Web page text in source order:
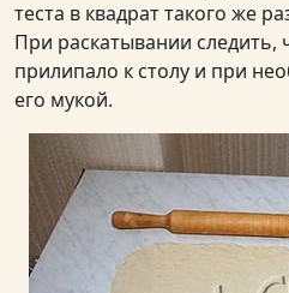
теста в квадрат такого же
При раскатывании следить,
прилипало к столу и при
его мукой.